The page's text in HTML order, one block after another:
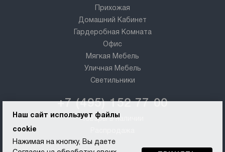
Прихожая
Домашний Кабинет
Гардеробная Комната
Офис
Мягкая Мебель
Уличная Мебель
Светильники
+7 (495) 152 77 00
Товары в наличии
Наш сайт использует файлы
cookie
Нажимая на кнопку, Вы даете